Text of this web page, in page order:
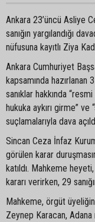
Ankara 23’üncü Asliye
sanığın yargılandığı
nüfusuna kayıtlı Ziya
Ankara Cumhuriyet
kapsamında
sanıklar hakkında
hukuka aykırı girme”
suçlamalarıyla dava
Sincan Ceza İnfaz
görülen karar
katıldı. Mahkeme
kararı verirken, 29
Mahkeme, örgüt
Zeynep Karacan, Adana